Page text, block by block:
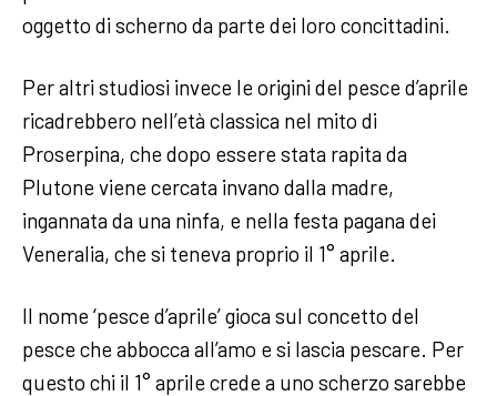
oggetto di scherno da parte dei loro concittadini.
Per altri studiosi invece le origini del pesce d’aprile
ricadrebbero nell’età classica nel mito di
Proserpina, che dopo essere stata rapita da
Plutone viene cercata invano dalla madre,
ingannata da una ninfa, e nella festa pagana dei
Veneralia, che si teneva proprio il 1° aprile.
Il nome ‘pesce d’aprile’ gioca sul concetto del
pesce che abbocca all’amo e si lascia pescare. Per
questo chi il 1° aprile crede a uno scherzo sarebbe